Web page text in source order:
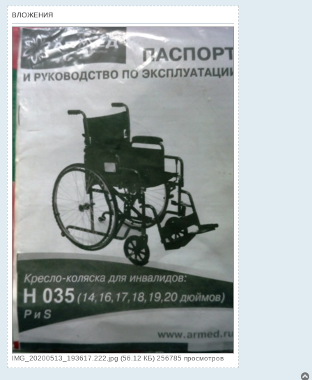
н
и
е
ВЛОЖЕНИЯ
IMG_20200513_193617.222.jpg (56.12 КБ) 256785 просмотров